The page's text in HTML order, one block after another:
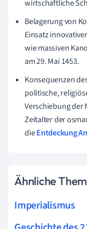
wirtschaftliche
Belagerung von
Einsatz
wie massiven
am 29. Mai 1453.
Konsequenzen
politische,
Verschiebung der
Zeitalter der
dieEntdeckung
Ähnliche
Imperialismus